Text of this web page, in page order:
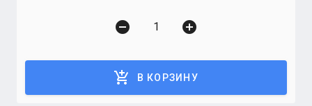
remove_circle add_circle
add_shopping_cart В КОРЗИНУ